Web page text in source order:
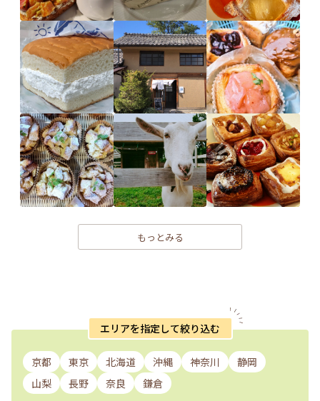
もっとみる
エリアを指定して絞り込む
京都 東京 北海道 沖縄 神奈川
静岡
山梨
長野 奈良 鎌倉